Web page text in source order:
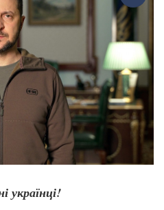
українці!